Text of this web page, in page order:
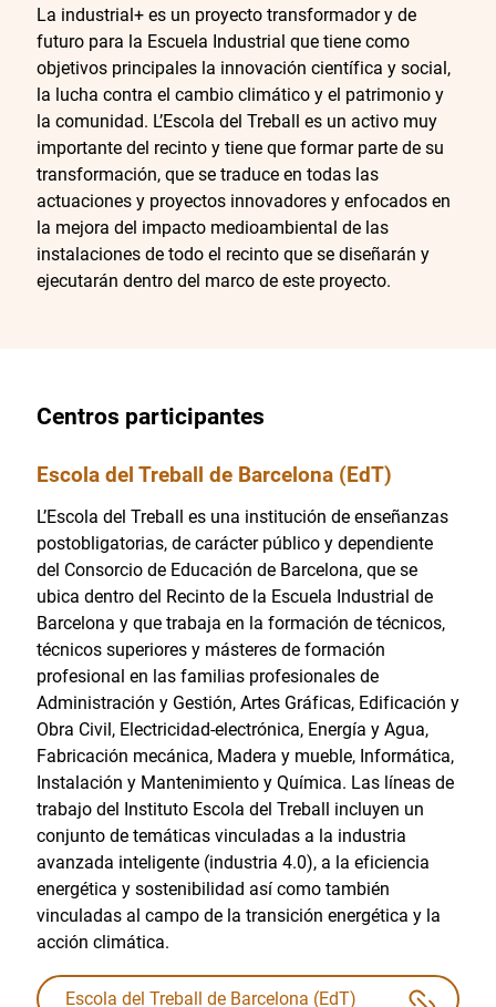
La industrial+ es un proyecto transformador y de
futuro para la Escuela Industrial que tiene como
objetivos principales la innovación científica y social,
la lucha contra el cambio climático y el patrimonio y
la comunidad. L’Escola del Treball es un activo muy
importante del recinto y tiene que formar parte de su
transformación, que se traduce en todas las
actuaciones y proyectos innovadores y enfocados en
la mejora del impacto medioambiental de las
instalaciones de todo el recinto que se diseñarán y
ejecutarán dentro del marco de este proyecto.
Centros participantes
Escola del Treball de Barcelona (EdT)
L’Escola del Treball es una institución de enseñanzas
postobligatorias, de carácter público y dependiente
del Consorcio de Educación de Barcelona, que se
ubica dentro del Recinto de la Escuela Industrial de
Barcelona y que trabaja en la formación de técnicos,
técnicos superiores y másteres de formación
profesional en las familias profesionales de
Administración y Gestión, Artes Gráficas, Edificación y
Obra Civil, Electricidad-electrónica, Energía y Agua,
Fabricación mecánica, Madera y mueble, Informática,
Instalación y Mantenimiento y Química. Las líneas de
trabajo del Instituto Escola del Treball incluyen un
conjunto de temáticas vinculadas a la industria
avanzada inteligente (industria 4.0), a la eficiencia
energética y sostenibilidad así como también
vinculadas al campo de la transición energética y la
acción climática.
Escola del Treball de Barcelona (EdT)